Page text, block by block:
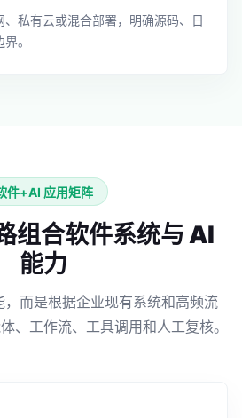
私有云或混合部署，明确源码、日
。
件+AI 应用矩阵
组合软件系统与 AI
能力
而是根据企业现有系统和高频流
、工作流、工具调用和人工复核。